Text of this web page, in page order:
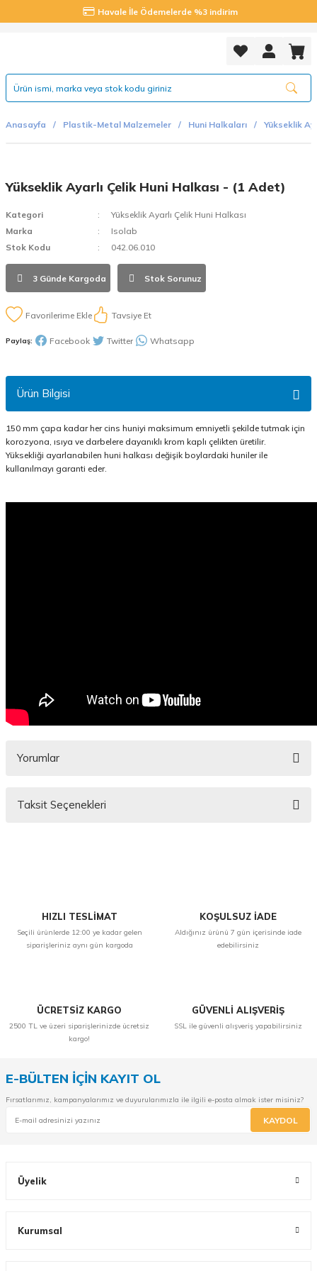
Havale İle Ödemelerde %3 indirim
Anasayfa Plastik-Metal Malzemeler Huni Halkaları Yükseklik
Yükseklik Ayarlı Çelik Huni Halkası - (1 Adet)
Kategori
Yükseklik Ayarlı Çelik Huni Halkası
Marka
Isolab
Stok Kodu
042.06.010
3 Günde Kargoda Stok Sorunuz
Tavsiye Et
Paylaş: Facebook Twitter Whatsapp
Ürün Bilgisi
150 mm çapa kadar her cins huniyi maksimum emniyetli şekilde tutmak için
korozyona, ısıya ve darbelere dayanıklı krom kaplı çelikten üretilir.
Yüksekliği ayarlanabilen huni halkası değişik boylardaki huniler ile
kullanılmayı garanti eder.
Yorumlar
Taksit Seçenekleri
HIZLI TESLİMAT
Seçili ürünlerde 12:00 ye kadar gelen
siparişleriniz aynı gün kargoda
KOŞULSUZ İADE
Aldığınız ürünü 7 gün içerisinde iade
edebilirsiniz
ÜCRETSİZ KARGO
2500 TL ve üzeri siparişlerinizde ücretsiz
kargo!
GÜVENLİ ALIŞVERİŞ
SSL ile güvenli alışveriş yapabilirsiniz
E-BÜLTEN İÇİN KAYIT OL
Fırsatlarımız, kampanyalarımız ve duyurularımızla ile ilgili e-posta almak ister misiniz?
KAYDOL
Üyelik
Kurumsal